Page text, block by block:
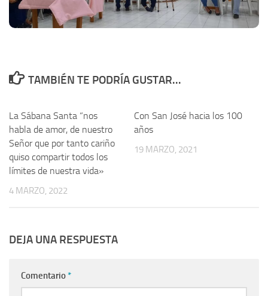
TAMBIÉN TE PODRÍA GUSTAR...
La Sábana Santa “nos
habla de amor, de nuestro
Señor que por tanto cariño
quiso compartir todos los
límites de nuestra vida»
4 MARZO, 2022
Con San José hacia los 100
años
19 MARZO, 2021
DEJA UNA RESPUESTA
Comentario *